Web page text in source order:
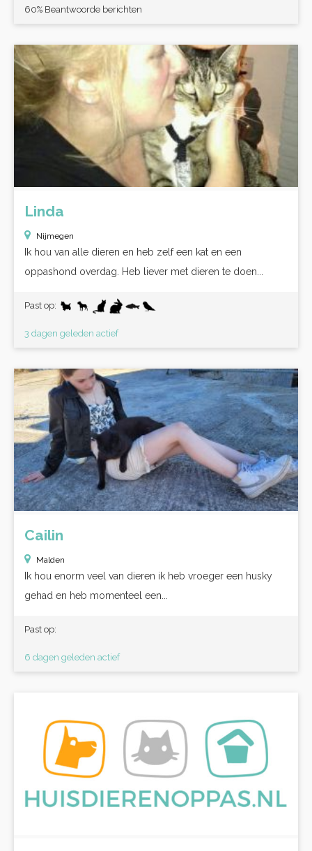
60% Beantwoorde berichten
Linda
Nijmegen
Ik hou van alle dieren en heb zelf een kat en een
oppashond overdag. Heb liever met dieren te doen...
Past op:
3 dagen geleden actief
Cailin
Malden
Ik hou enorm veel van dieren ik heb vroeger een husky
gehad en heb momenteel een...
Past op:
6 dagen geleden actief